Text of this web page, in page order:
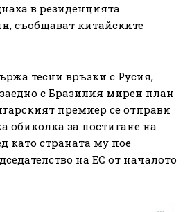
в резиденцията
съобщават китайските
тесни връзки с Русия,
с Бразилия мирен план
премиер се отправи
обиколка за постигане на
като страната му пое
на ЕС от началото